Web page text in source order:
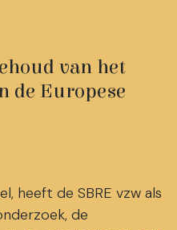
van het
de Europese
heeft de SBRE vzw als
de